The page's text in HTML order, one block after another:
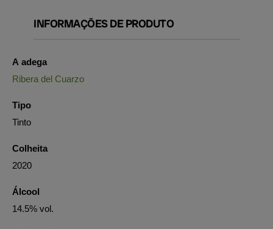
INFORMAÇÕES DE PRODUTO
A adega
Ribera del Cuarzo
Tipo
Tinto
Colheita
2020
Álcool
14.5% vol.